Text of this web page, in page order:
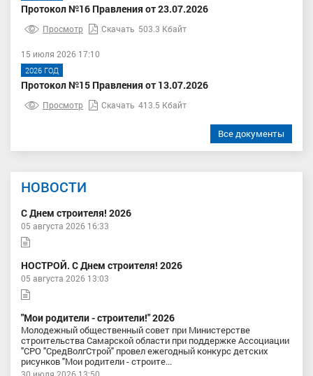
Протокол №16 Правления от 23.07.2026
Просмотр Скачать 503.3 Кбайт
15 июля 2026 17:10
2026 ГОД
Протокол №15 Правления от 13.07.2026
Просмотр Скачать 413.5 Кбайт
Все документы
НОВОСТИ
С Днем строителя! 2026
05 августа 2026 16:33
НОСТРОЙ. С Днем строителя! 2026
05 августа 2026 13:03
"Мои родители - строители!" 2026
Молодежный общественный совет при Министерстве
строительства Самарской области при поддержке Ассоциации
"СРО "СредВолгСтрой" провел ежегодный конкурс детских
рисунков "Мои родители - строите...
30 июля 2026 13:50